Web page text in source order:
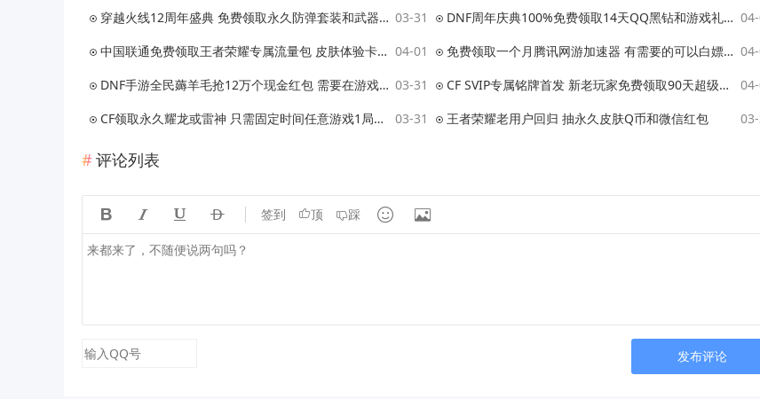
穿越火线12周年盛典 免费领取永久防弹套装和武器 抽1年的CF会员 03-31 DNF周年庆典100%免费领取14天QQ黑钻和游戏礼包 亲测秒到账
中国联通免费领取王者荣耀专属流量包 皮肤体验卡等 04-01 免费领取一个月腾讯网游加速器 有需要的可以白嫖下
DNF手游全民薅羊毛抢12万个现金红包 需要在游戏登陆后兑换 03-31 CF SVIP专属铭牌首发 新老玩家免费领取90天超级会员专属铭牌
CF领取永久耀龙或雷神 只需固定时间任意游戏1局即可
03-31 王者荣耀老用户回归 抽永久皮肤Q币和微信红包
评论列表
    签到 顶 踩  
发布评论